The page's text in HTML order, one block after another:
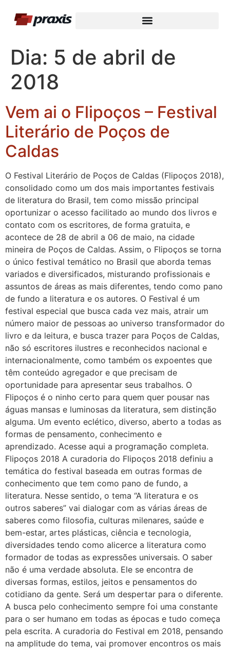
Dia: 5 de abril de
2018
Vem ai o Flipoços – Festival
Literário de Poços de
Caldas
O Festival Literário de Poços de Caldas (Flipoços 2018),
consolidado como um dos mais importantes festivais
de literatura do Brasil, tem como missão principal
oportunizar o acesso facilitado ao mundo dos livros e
contato com os escritores, de forma gratuita, e
acontece de 28 de abril a 06 de maio, na cidade
mineira de Poços de Caldas. Assim, o Flipoços se torna
o único festival temático no Brasil que aborda temas
variados e diversificados, misturando profissionais e
assuntos de áreas as mais diferentes, tendo como pano
de fundo a literatura e os autores. O Festival é um
festival especial que busca cada vez mais, atrair um
número maior de pessoas ao universo transformador do
livro e da leitura, e busca trazer para Poços de Caldas,
não só escritores ilustres e reconhecidos nacional e
internacionalmente, como também os expoentes que
têm conteúdo agregador e que precisam de
oportunidade para apresentar seus trabalhos. O
Flipoços é o ninho certo para quem quer pousar nas
águas mansas e luminosas da literatura, sem distinção
alguma. Um evento eclético, diverso, aberto a todas as
formas de pensamento, conhecimento e
aprendizado. Acesse aqui a programação completa.
Flipoços 2018 A curadoria do Flipoços 2018 definiu a
temática do festival baseada em outras formas de
conhecimento que tem como pano de fundo, a
literatura. Nesse sentido, o tema “A literatura e os
outros saberes” vai dialogar com as várias áreas de
saberes como filosofia, culturas milenares, saúde e
bem-estar, artes plásticas, ciência e tecnologia,
diversidades tendo como alicerce a literatura como
formador de todas as expressões universais. O saber
não é uma verdade absoluta. Ele se encontra de
diversas formas, estilos, jeitos e pensamentos do
cotidiano da gente. Será um despertar para o diferente.
A busca pelo conhecimento sempre foi uma constante
para o ser humano em todas as épocas e tudo começa
pela escrita. A curadoria do Festival em 2018, pensando
na amplitude do tema, vai promover encontros os mais